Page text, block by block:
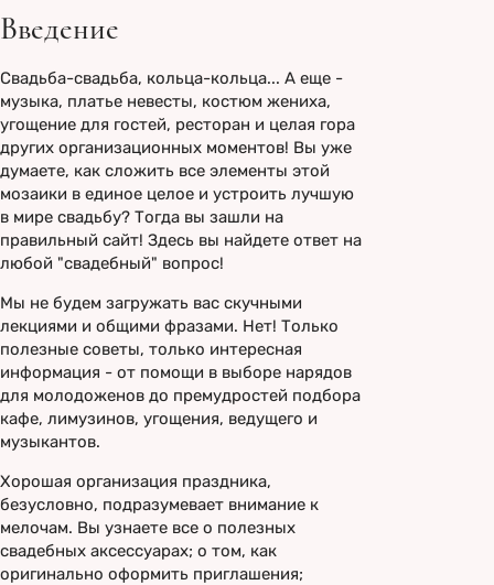
Банкетные залы на 150 человек в Москве
Банкетные залы на 300 человек в Москве
Банкетные залы на 400 человек в Москве
Банкетные залы на 500 человек в Москве
Места для свадебного банкета:
Все места для свадебного банкета в Москве на
карте
Место для свадебного банкета в Москве до 5000
Место для свадебного банкета в Москве до
10000 ₽
Банкетные залы на 150 человек в Санкт-Петербурге
Банкетные залы на 300 человек в Санкт-Петербурге
Банкетные залы на 400 человек в Санкт-Петербурге
Банкетные залы на 500 человек в Санкт-Петербурге
Места для свадебного банкета:
Все места для свадебного банкета в Санкт-
Петербурге на карте
Место для свадебного банкета в Санкт-
Место для свадебного банкета в Санкт-
Петербурге до 10000 ₽
Введение
Свадьба-свадьба, кольца-кольца... А еще -
музыка, платье невесты, костюм жениха,
угощение для гостей, ресторан и целая гора
других организационных моментов! Вы уже
думаете, как сложить все элементы этой
мозаики в единое целое и устроить лучшую
в мире свадьбу? Тогда вы зашли на
правильный сайт! Здесь вы найдете ответ на
любой "свадебный" вопрос!
Мы не будем загружать вас скучными
лекциями и общими фразами. Нет! Только
полезные советы, только интересная
информация - от помощи в выборе нарядов
для молодоженов до премудростей подбора
кафе, лимузинов, угощения, ведущего и
музыкантов.
Хорошая организация праздника,
безусловно, подразумевает внимание к
мелочам. Вы узнаете все о полезных
свадебных аксессуарах; о том, как
оригинально оформить приглашения;